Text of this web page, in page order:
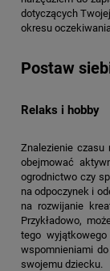
dotyczących
okresu
Postaw
Relaks i hobby
Znalezienie
obejmować
ogrodnictwo czy
na odpoczynek i
na rozwijanie
Przykładowo,
tego
wspomnieniami
swojemu dziecku.